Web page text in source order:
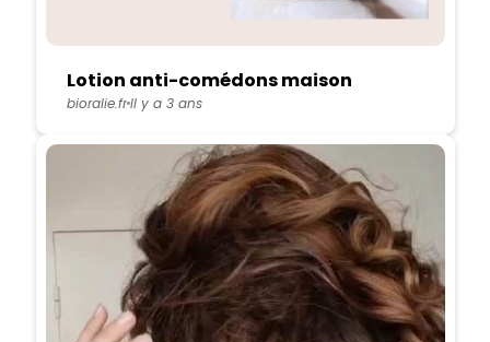
Lotion anti-comédons maison
bioralie.frIl y a 3 ans